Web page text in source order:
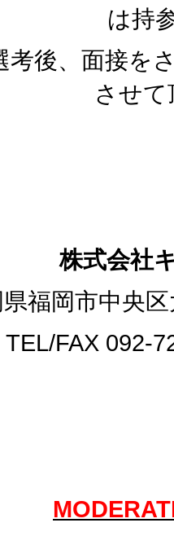
は持
考後、面接を
させ
株式会社
福岡市中央
TEL/FAX 092-